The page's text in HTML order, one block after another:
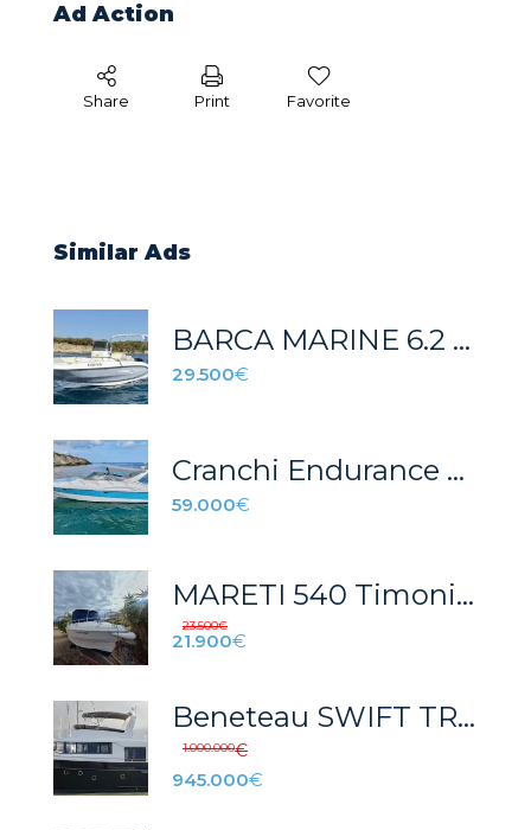
Ad Action
Share Print Favorite
Similar Ads
BARCA MARINE 6.2 2025
29.500€
Cranchi Endurance 39
59.000€
MARETI 540 Timonier
23.500€
21.900€
Beneteau SWIFT TRAWLER 50
1.000.000€
945.000€